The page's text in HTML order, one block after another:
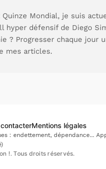
Mondial, je suis
hyper défensif de Diego
? Progresser chaque jour
mes articles.
Mentions légales
: endettement, dépendance...
!. Tous droits réservés.